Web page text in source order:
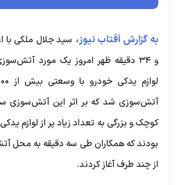
به گزارش آفتاب نیوز،
و ۳۴ دقیقه ظهر امروز یک مورد
آتش‌سوزی شد که بر اثر این آتش‌سوزی
کوچک و بزرگی به تعداد زیاد پر از لوازم
بودند که همکاران طی سه دقیقه به محل
از چند طرف آغاز کردند.